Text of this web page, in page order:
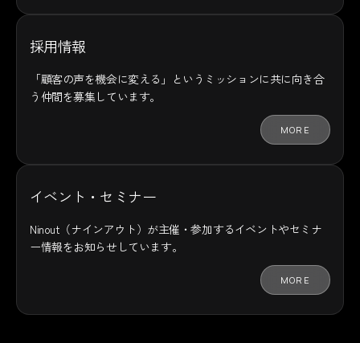
採用情報
「顧客の声を機会に変える」というミッションに共に向き合
う仲間を募集しています。
MORE
イベント・セミナー
Ninout（ナインアウト）が主催・参加するイベントやセミナ
ー情報をお知らせしています。
MORE